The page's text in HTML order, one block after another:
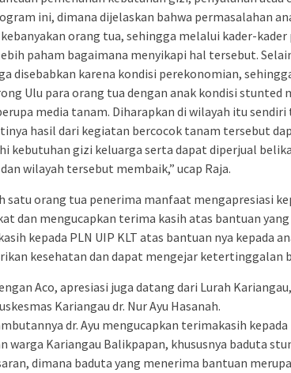
ini, dimana dijelaskan bahwa permasalahan
orang tua, sehingga melalui kader-
paham bagaimana menyikapi hal tersebut.
disebabkan karena kondisi perekonomian,
Ulu para orang tua dengan anak kondisi stunted
media tanam. Diharapkan di wilayah itu
hasil dari kegiatan bercocok tanam tersebut
kebutuhan gizi keluarga serta dapat diperjual
wilayah tersebut membaik,” ucap Raja.
satu orang tua penerima manfaat mengapresiasi
dan mengucapkan terima kasih atas bantuan
kepada PLN UIP KLT atas bantuan nya kepada
kesehatan dan dapat mengejar ketertinggalan
Aco, apresiasi juga datang dari Lurah
Kariangau dr. Nur Ayu Hasanah.
dr. Ayu mengucapkan terimakasih
warga Kariangau Balikpapan, khususnya baduta
dimana baduta yang menerima bantuan